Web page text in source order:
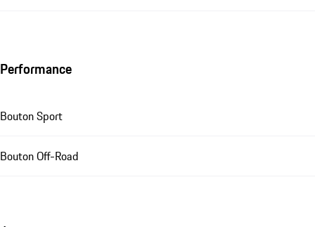
Performance
Bouton Sport
Bouton Off-Road